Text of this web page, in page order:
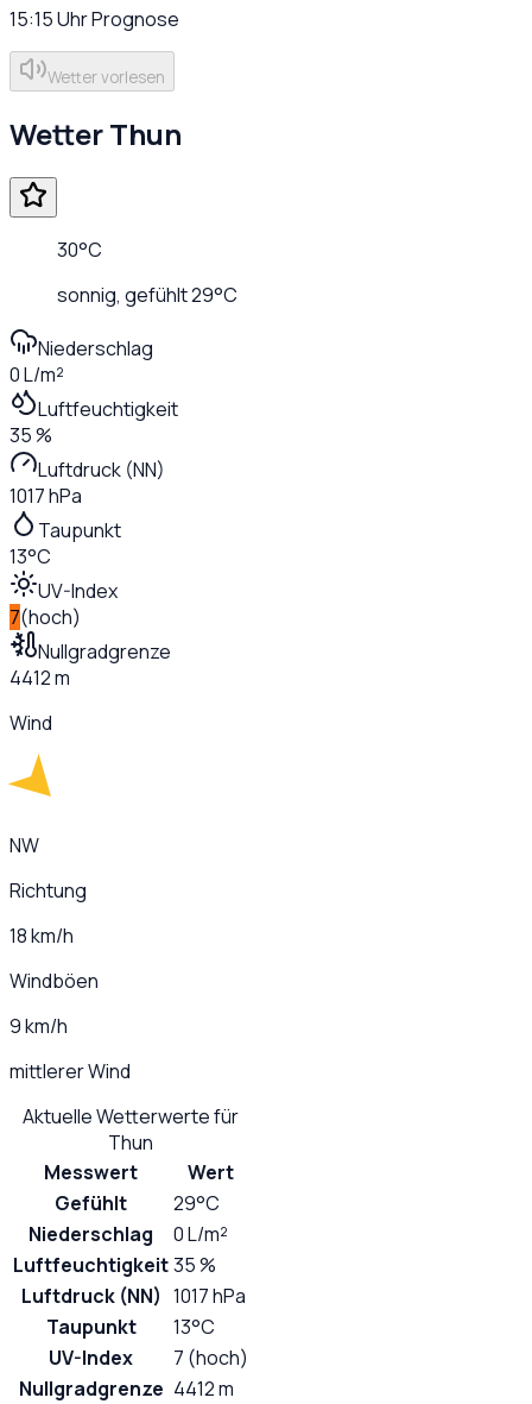
15:15UhrPrognose
Wetter vorlesen
WetterThun
30°C
sonnig, gefühlt29°C
Niederschlag
0 L/m²
Luftfeuchtigkeit
35 %
Luftdruck (NN)
1017 hPa
Taupunkt
13°C
UV-Index
7(hoch)
Nullgradgrenze
4412 m
Wind
NW
Richtung
18 km/h
Windböen
9 km/h
mittlerer Wind
Aktuelle Wetterwerte für
Thun
Messwert
Wert
Gefühlt
29°C
Niederschlag
0 L/m²
Luftfeuchtigkeit35 %
Luftdruck (NN) 1017 hPa
Taupunkt
13°C
UV-Index
7 (hoch)
Nullgradgrenze 4412 m